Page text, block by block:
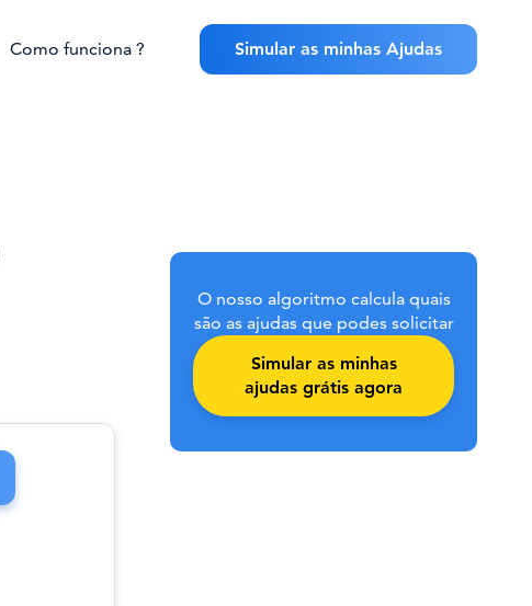
Como funciona ? Simular as minhas Ajudas
O nosso algoritmo calcula quais
são as ajudas que podes solicitar
Simular as minhas
ajudas grátis agora